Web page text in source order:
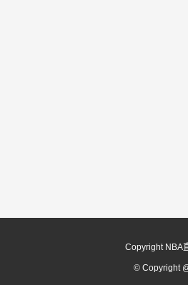
Copyright NBA
© Copyright